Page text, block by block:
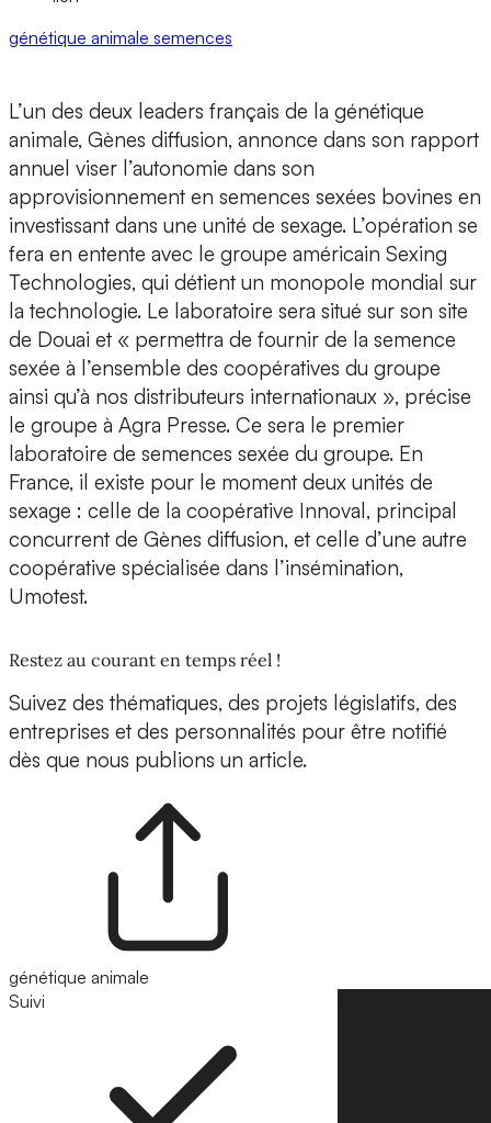
génétique animale semences
L’un des deux leaders français de la génétique
animale, Gènes diffusion, annonce dans son rapport
annuel viser l’autonomie dans son
approvisionnement en semences sexées bovines en
investissant dans une unité de sexage. L’opération se
fera en entente avec le groupe américain Sexing
Technologies, qui détient un monopole mondial sur
la technologie. Le laboratoire sera situé sur son site
de Douai et « permettra de fournir de la semence
sexée à l’ensemble des coopératives du groupe
ainsi qu’à nos distributeurs internationaux », précise
le groupe à Agra Presse. Ce sera le premier
laboratoire de semences sexée du groupe. En
France, il existe pour le moment deux unités de
sexage : celle de la coopérative Innoval, principal
concurrent de Gènes diffusion, et celle d’une autre
coopérative spécialisée dans l’insémination,
Umotest.
Restez au courant en temps réel !
Suivez des thématiques, des projets législatifs, des
entreprises et des personnalités pour être notifié
dès que nous publions un article.
génétique animale
Suivi